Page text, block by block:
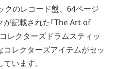
クのレコード盤、64ページ
が記載された｢The Art of
レクターズドラムスティッ
レクターズアイテムがセッ
います。